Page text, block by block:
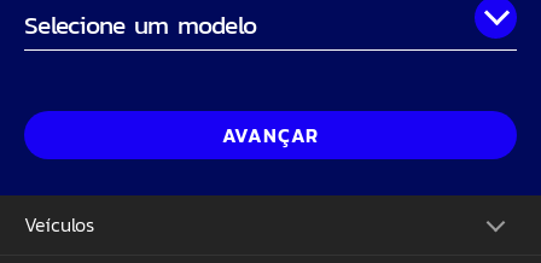
Onde você está?Nome Completo
Telefone
AVANÇAR
Veículos